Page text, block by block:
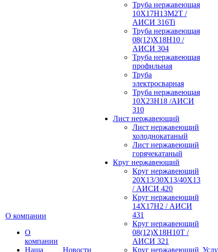
О компании
О
компании
Наша
Новости
Труба нержавеющая
10Х17Н13М2Т /
АИСИ 316Ti
Труба нержавеющая
08(12)Х18Н10 /
АИСИ 304
Труба нержавеющая
профильная
Труба
электросварная
Труба нержавеющая
10Х23Н18 /АИСИ
310
Лист нержавеющий
Лист нержавеющий
холоднокатаный
Лист нержавеющий
горячекатаный
Круг нержавеющий
Круг нержавеющий
20Х13/30Х13/40Х13
/ АИСИ 420
Круг нержавеющий
14Х17Н2 / АИСИ
431
Круг нержавеющий
08(12)Х18Н10Т /
АИСИ 321
Круг нержавеющий